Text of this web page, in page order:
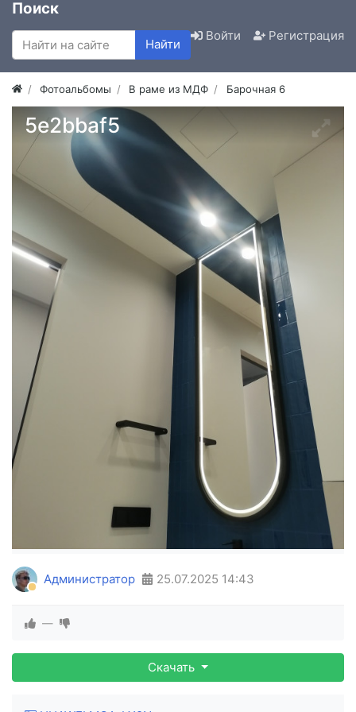
Поиск
Найти
Войти Регистрация
Фотоальбомы В раме из МДФ Барочная 6
5e2bbaf5
Администратор 25.07.2025 14:43
—
Скачать